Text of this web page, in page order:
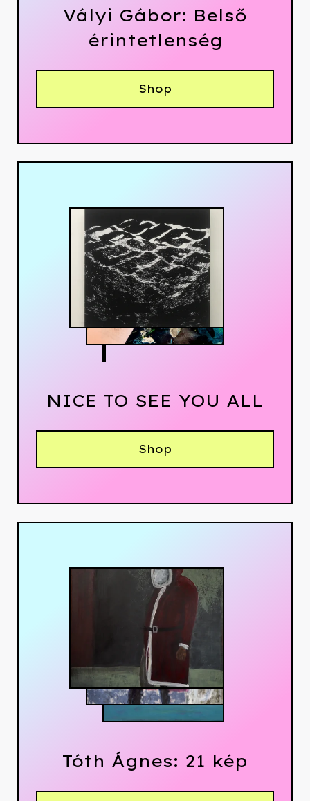
Vályi Gábor: Belső
érintetlenség
Shop
NICE TO SEE YOU ALL
Shop
Tóth Ágnes: 21 kép